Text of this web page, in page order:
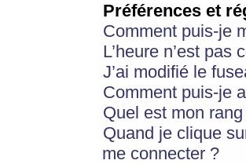
Préférences et
Comment puis-je
L’heure n’est pas
J’ai modifié le
Comment puis-je
Quel est mon
Quand je clique
me connecter ?